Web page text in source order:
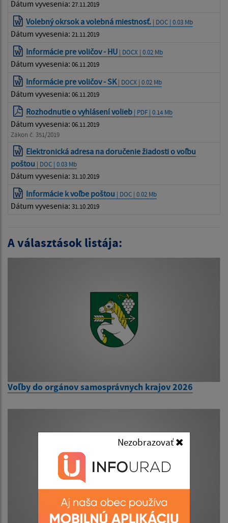
Nezobrazovať
Dátum vyvesenia: 27.11.2019
Volebný okrsok a volebná miestnosť. | DOC | 0.03 Mb
Dátum vyvesenia: 21.11.2019
Informácie pre voličov - HU | DOCX | 0.02 Mb
Dátum vyvesenia: 06.11.2019
Informácie pre voličov - SK| DOCX | 0.02 Mb
Dátum vyvesenia: 06.11.2019
Rozhodnutie o vyhlásení volieb | PDF | 0.14 Mb
Dátum vyvesenia: 06.11.2019
Zákon č. 351/2019
Elektronická adresa na doručenie žiadosti o voľbu
poštou | DOC | 0.03 Mb
Dátum vyvesenia: 31.10.2019
Informácie k voľbe poštou | DOC | 0.02 Mb
Dátum vyvesenia: 31.10.2019
A választások listája:
Voľby do orgánov samosprávnych krajov 2026